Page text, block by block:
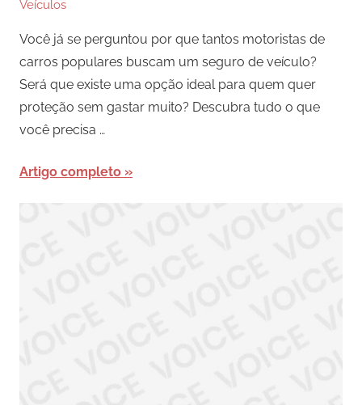
Veículos
Você já se perguntou por que tantos motoristas de
carros populares buscam um seguro de veículo?
Será que existe uma opção ideal para quem quer
proteção sem gastar muito? Descubra tudo o que
você precisa …
Artigo completo